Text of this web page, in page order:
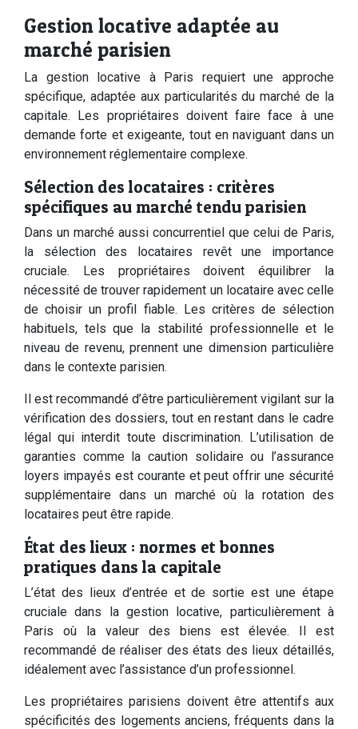
Gestion locative adaptée au
marché parisien
La gestion locative à Paris requiert une approche
spécifique, adaptée aux particularités du marché de la
capitale. Les propriétaires doivent faire face à une
demande forte et exigeante, tout en naviguant dans un
environnement réglementaire complexe.
Sélection des locataires : critères
spécifiques au marché tendu parisien
Dans un marché aussi concurrentiel que celui de Paris,
la sélection des locataires revêt une importance
cruciale. Les propriétaires doivent équilibrer la
nécessité de trouver rapidement un locataire avec celle
de choisir un profil fiable. Les critères de sélection
habituels, tels que la stabilité professionnelle et le
niveau de revenu, prennent une dimension particulière
dans le contexte parisien.
Il est recommandé d’être particulièrement vigilant sur la
vérification des dossiers, tout en restant dans le cadre
légal qui interdit toute discrimination. L’utilisation de
garanties comme la caution solidaire ou l’assurance
loyers impayés est courante et peut offrir une sécurité
supplémentaire dans un marché où la rotation des
locataires peut être rapide.
État des lieux : normes et bonnes
pratiques dans la capitale
L’état des lieux d’entrée et de sortie est une étape
cruciale dans la gestion locative, particulièrement à
Paris où la valeur des biens est élevée. Il est
recommandé de réaliser des états des lieux détaillés,
idéalement avec l’assistance d’un professionnel.
Les propriétaires parisiens doivent être attentifs aux
spécificités des logements anciens, fréquents dans la